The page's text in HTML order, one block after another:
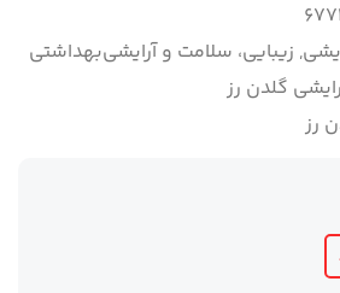
, زیبایی، سلامت و آرایشی‌بهداشتی
گلدن رز